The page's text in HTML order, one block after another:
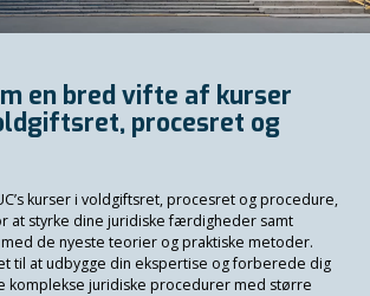
en bred vifte af kurser
procesret og
kurser i voldgiftsret, procesret og procedure,
at styrke dine juridiske færdigheder samt
de nyeste teorier og praktiske metoder.
til at udbygge din ekspertise og forberede dig
komplekse juridiske procedurer med større